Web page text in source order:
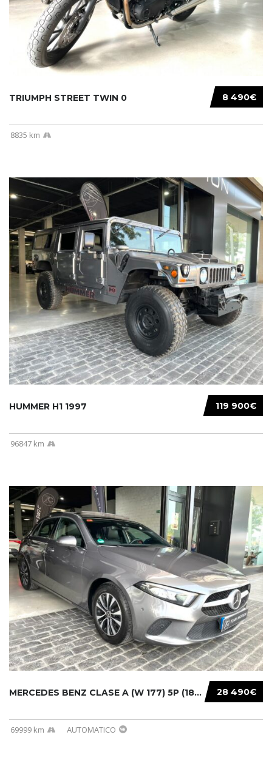
8 490€
TRIUMPH STREET TWIN 0
8835 km
119 900€
HUMMER H1 1997
96847 km
28 490€
MERCEDES BENZ CLASE A (W 177) 5P (18-) 2020....
69999 km AUTOMATICO